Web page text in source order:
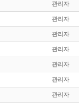
관리자
관리자
관리자
관리자
관리자
관리자
관리자